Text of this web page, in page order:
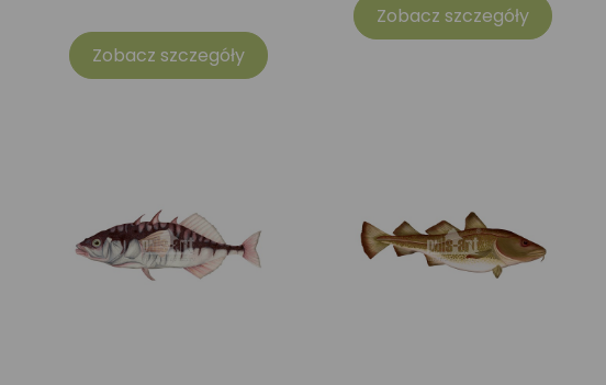
Zobacz szczegóły
Zobacz szczegóły